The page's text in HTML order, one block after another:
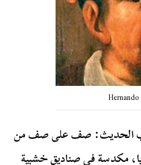
الحديث: صف على صف من
مكدسة في صناديق خشبية